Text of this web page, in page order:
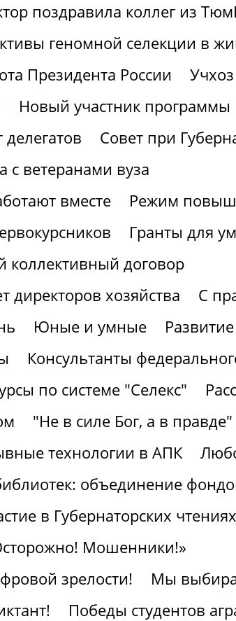
поздравила коллег из
геномной селекции в
Президента России
Новый участник программы
Совет при
с ветеранами вуза
вместе
Режим
Гранты для
коллективный договор
директоров хозяйства
С
Юные и умные
Консультанты
по системе "Селекс"
"Не в силе Бог, а в правде"
технологии в АПК
объединение
в Губернаторских чтениях
Мошенники!»
зрелости!
Мы
Победы студентов